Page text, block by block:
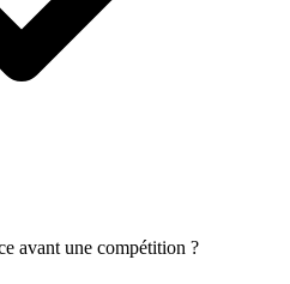
avant une compétition ?